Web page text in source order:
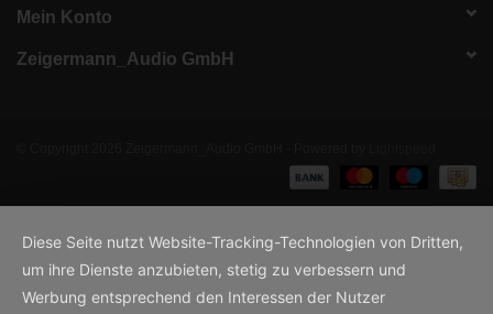
Mein Konto
Zeigermann_Audio GmbH
Diese Seite nutzt Website-Tracking-Technologien von Dritten,
um ihre Dienste anzubieten, stetig zu verbessern und
Werbung entsprechend den Interessen der Nutzer